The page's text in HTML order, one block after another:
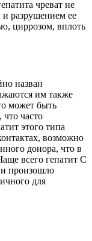
чреват не
разрушением ее
циррозом, вплоть
назван
им также
может быть
что часто
этого типа
возможно
донора, что в
всего гепатит С
и произошло
для